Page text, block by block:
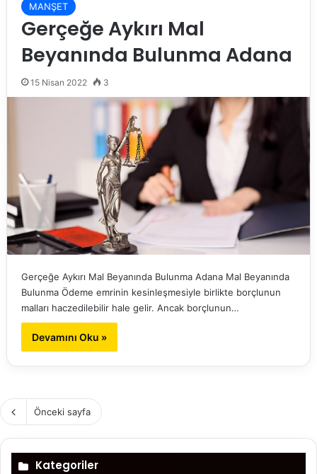
MANŞET
Gerçeğe Aykırı Mal
Beyanında Bulunma Adana
15 Nisan 2022 3
Gerçeğe Aykırı Mal Beyanında Bulunma Adana Mal Beyanında
Bulunma Ödeme emrinin kesinleşmesiyle birlikte borçlunun
malları haczedilebilir hale gelir. Ancak borçlunun…
Devamını Oku »
Önceki sayfa
Kategoriler